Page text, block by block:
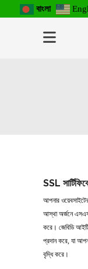
বাংলা
SSL
​আপনার
আস্থা অর্জনে
করে। জেবিডি
প্রদান করে, যা
বৃদ্ধি করে।​​